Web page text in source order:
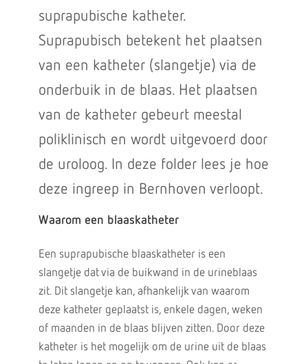
suprapubische katheter.
Suprapubisch betekent het plaatsen
van een katheter (slangetje) via de
onderbuik in de blaas. Het plaatsen
van de katheter gebeurt meestal
poliklinisch en wordt uitgevoerd door
de uroloog. In deze folder lees je hoe
deze ingreep in Bernhoven verloopt.
Waarom een ​​blaaskatheter
Een suprapubische blaaskatheter is een
slangetje dat via de buikwand in de urineblaas
zit. Dit slangetje kan, afhankelijk van waarom
deze katheter geplaatst is, enkele dagen, weken
of maanden in de blaas blijven zitten. Door deze
katheter is het mogelijk om de urine uit de blaas